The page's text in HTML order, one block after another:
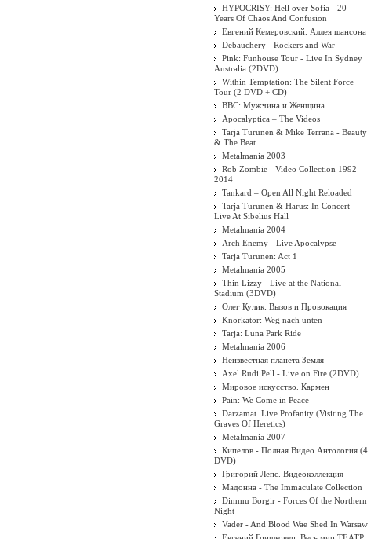
HYPOCRISY: Hell over Sofia - 20
Years Of Chaos And Confusion
Евгений Кемеровский. Аллея шансона
Debauchery - Rockers and War
Pink: Funhouse Tour - Live In Sydney
Australia (2DVD)
Within Temptation: The Silent Force
Tour (2 DVD + CD)
BBC: Мужчина и Женщина
Apocalyptica ‎– The Videos
Tarja Turunen & Mike Terrana - Beauty
& The Beat
Metalmania 2003
Rob Zombie - Video Collection 1992-
2014
Tankard – Open All Night Reloaded
Tarja Turunen & Harus: In Concert
Live At Sibelius Hall
Metalmania 2004
Arch Enemy - Live Apocalypse
Tarja Turunen: Act 1
Metalmania 2005
Thin Lizzy - Live at the National
Stadium (3DVD)
Олег Кулик: Вызов и Провокация
Knorkator: Weg nach unten
Tarja: Luna Park Ride
Metalmania 2006
Неизвестная планета Земля
Axel Rudi Pell - Live on Fire (2DVD)
Мировое искусство. Кармен
Pain: We Come in Peace
Darzamat. Live Profanity (Visiting The
Graves Of Heretics)
Metalmania 2007
Кипелов - Полная Видео Антология (4
DVD)
Григорий Лепс. Видеоколлекция
Мадонна - The Immaculate Collection
Dimmu Borgir - Forces Of the Northern
Night
Vader - And Blood Wae Shed In Warsaw